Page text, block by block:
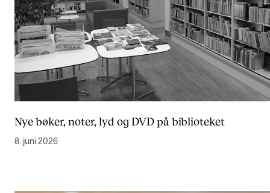
Nye bøker, noter, lyd og DVD på biblioteket
8. juni 2026